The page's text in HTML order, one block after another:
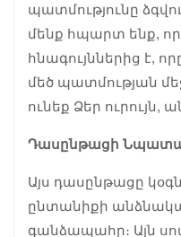
պատմությունը
մենք հպարտ ենք,
հնագույններից է,
մեծ պատմության
ունեք Ձեր ուրույն,
Դասընթացի
Այս դասընթացը
ընտանիքի
գանձապահը։ Այն